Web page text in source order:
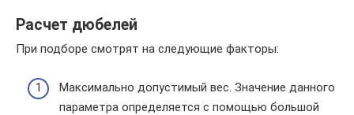
Расчет дюбелей
При подборе смотрят на следующие факторы:
Максимально допустимый вес. Значение данного
параметра определяется с помощью большой